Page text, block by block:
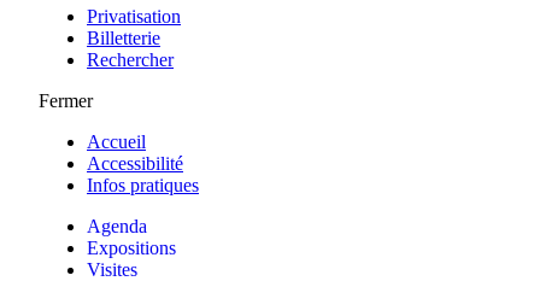
Privatisation
Billetterie
Rechercher
Fermer
Accueil
Accessibilité
Infos pratiques
Agenda
Expositions
Visites